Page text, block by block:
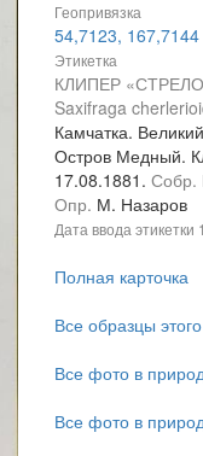
Геопривязка
54,7123, 167,7144
Этикетка
КЛИПЕР
Saxifraga
Камчатка.
Остров Медный.
17.08.1881. Собр.
Опр. М. Назаров
Дата ввода этикетки
Полная карточка
Все образцы
Все фото в
Все фото в